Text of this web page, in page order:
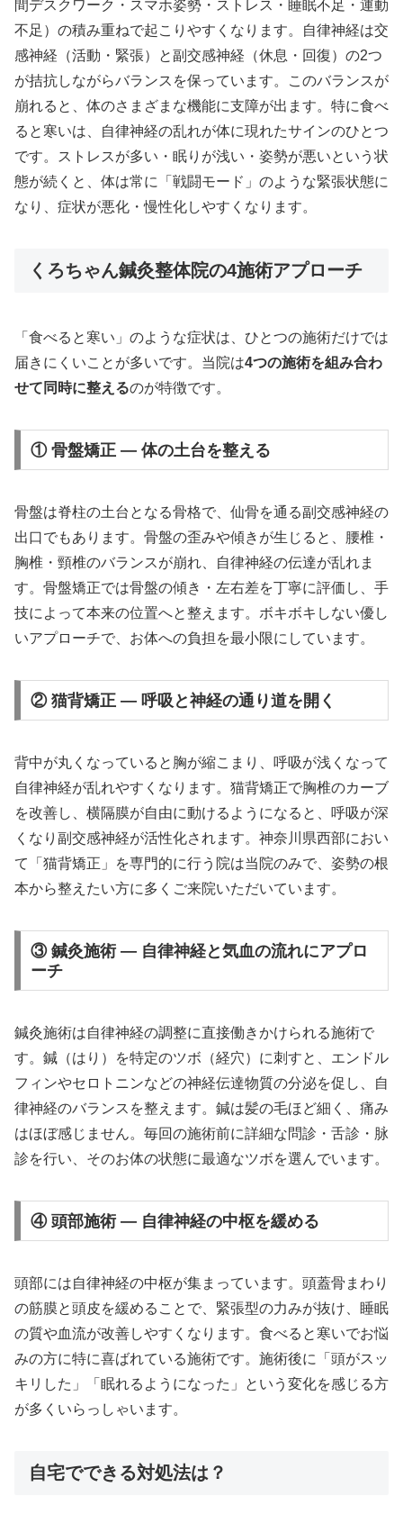
間デスクワーク・スマホ姿勢・ストレス・睡眠不足・運動
不足）の積み重ねで起こりやすくなります。自律神経は交
感神経（活動・緊張）と副交感神経（休息・回復）の2つ
が拮抗しながらバランスを保っています。このバランスが
崩れると、体のさまざまな機能に支障が出ます。特に食べ
ると寒いは、自律神経の乱れが体に現れたサインのひとつ
です。ストレスが多い・眠りが浅い・姿勢が悪いという状
態が続くと、体は常に「戦闘モード」のような緊張状態に
なり、症状が悪化・慢性化しやすくなります。
くろちゃん鍼灸整体院の4施術アプローチ
「食べると寒い」のような症状は、ひとつの施術だけでは
届きにくいことが多いです。当院は4つの施術を組み合わ
せて同時に整えるのが特徴です。
① 骨盤矯正 — 体の土台を整える
骨盤は脊柱の土台となる骨格で、仙骨を通る副交感神経の
出口でもあります。骨盤の歪みや傾きが生じると、腰椎・
胸椎・頸椎のバランスが崩れ、自律神経の伝達が乱れま
す。骨盤矯正では骨盤の傾き・左右差を丁寧に評価し、手
技によって本来の位置へと整えます。ボキボキしない優し
いアプローチで、お体への負担を最小限にしています。
② 猫背矯正 — 呼吸と神経の通り道を開く
背中が丸くなっていると胸が縮こまり、呼吸が浅くなって
自律神経が乱れやすくなります。猫背矯正で胸椎のカーブ
を改善し、横隔膜が自由に動けるようになると、呼吸が深
くなり副交感神経が活性化されます。神奈川県西部におい
て「猫背矯正」を専門的に行う院は当院のみで、姿勢の根
本から整えたい方に多くご来院いただいています。
③ 鍼灸施術 — 自律神経と気血の流れにアプロ
ーチ
鍼灸施術は自律神経の調整に直接働きかけられる施術で
す。鍼（はり）を特定のツボ（経穴）に刺すと、エンドル
フィンやセロトニンなどの神経伝達物質の分泌を促し、自
律神経のバランスを整えます。鍼は髪の毛ほど細く、痛み
はほぼ感じません。毎回の施術前に詳細な問診・舌診・脉
診を行い、そのお体の状態に最適なツボを選んでいます。
④ 頭部施術 — 自律神経の中枢を緩める
頭部には自律神経の中枢が集まっています。頭蓋骨まわり
の筋膜と頭皮を緩めることで、緊張型の力みが抜け、睡眠
の質や血流が改善しやすくなります。食べると寒いでお悩
みの方に特に喜ばれている施術です。施術後に「頭がスッ
キリした」「眠れるようになった」という変化を感じる方
が多くいらっしゃいます。
自宅でできる対処法は？